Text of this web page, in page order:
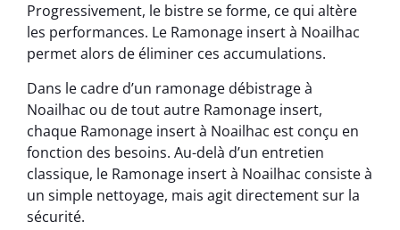
Progressivement, le bistre se forme, ce qui altère
les performances. Le Ramonage insert à Noailhac
permet alors de éliminer ces accumulations.
Dans le cadre d’un ramonage débistrage à
Noailhac ou de tout autre Ramonage insert,
chaque Ramonage insert à Noailhac est conçu en
fonction des besoins. Au-delà d’un entretien
classique, le Ramonage insert à Noailhac consiste à
un simple nettoyage, mais agit directement sur la
sécurité.